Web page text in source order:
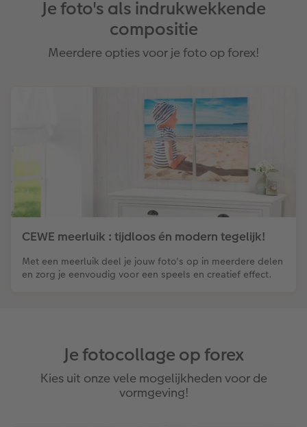
Je foto's als indrukwekkende
compositie
Meerdere opties voor je foto op forex!
CEWE meerluik : tijdloos én modern tegelijk!
Met een meerluik deel je jouw foto's op in meerdere delen
en zorg je eenvoudig voor een speels en creatief effect.
Je fotocollage op forex
Kies uit onze vele mogelijkheden voor de
vormgeving!